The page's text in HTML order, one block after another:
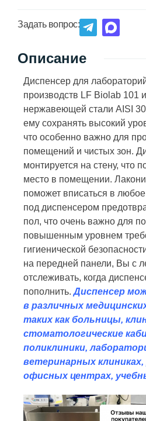
Задать вопрос:
Описание
Диспенсер для
производств LF Biolab 101
нержавеющей стали AISI
ему сохранять высокий
что особенно важно для
помещений и чистых зон.
монтируется на стену, что
место в помещении.
поможет вписаться в
под диспенсером
пол, что очень важно для
повышенным уровнем
гигиенической
на передней панели, Вы с
отслеживать, когда
пополнить.Диспенсер
в различных
таких как больницы,
стоматологические
поликлиники,
ветеринарных
офисных центрах,